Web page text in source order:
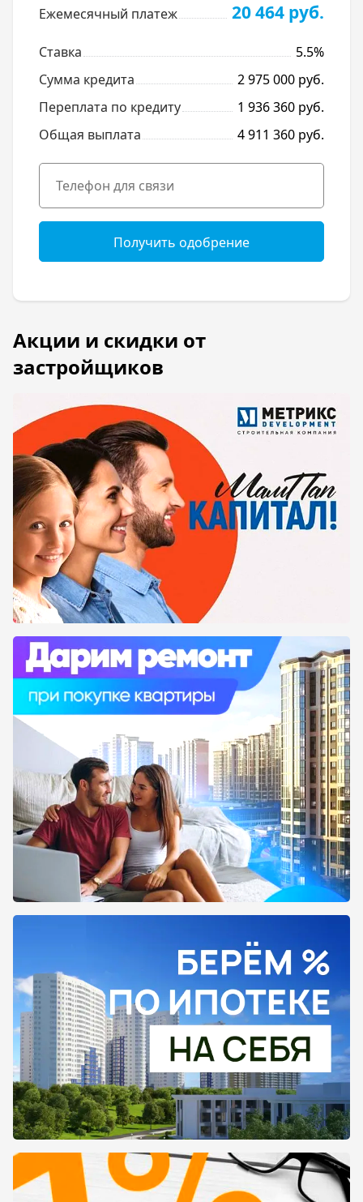
Ежемесячный платеж 20 464 руб.
Ставка
5.5%
Сумма кредита
2 975 000 руб.
Переплата по кредиту
1 936 360 руб.
Общая выплата
4 911 360 руб.
Получить одобрение